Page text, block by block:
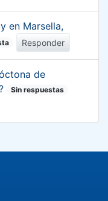
en Marsella,
Responder
de
Sin respuestas